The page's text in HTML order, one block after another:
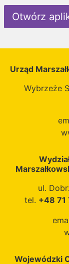
Otwórz
Urząd
Wybrzeże
ul.
tel. +48 71
Wojewódzki